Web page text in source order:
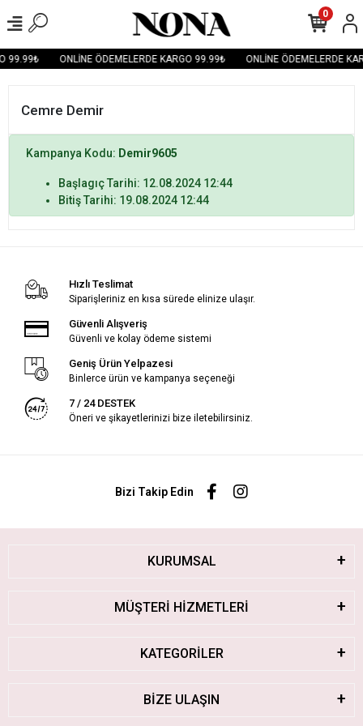
99.99₺ ONLİNE ÖDEMELERDE KARGO 99.99₺ ONLİNE ÖDEMELERDE
0
Cemre Demir
Kampanya Kodu: Demir9605
Başlagıç Tarihi: 12.08.2024 12:44
Bitiş Tarihi: 19.08.2024 12:44
Hızlı Teslimat
Siparişleriniz en kısa sürede elinize ulaşır.
Güvenli Alışveriş
Güvenli ve kolay ödeme sistemi
Geniş Ürün Yelpazesi
Binlerce ürün ve kampanya seçeneği
7 / 24 DESTEK
Öneri ve şikayetlerinizi bize iletebilirsiniz.
Bizi Takip Edin
KURUMSAL
MÜŞTERİ HİZMETLERİ
KATEGORİLER
BİZE ULAŞIN